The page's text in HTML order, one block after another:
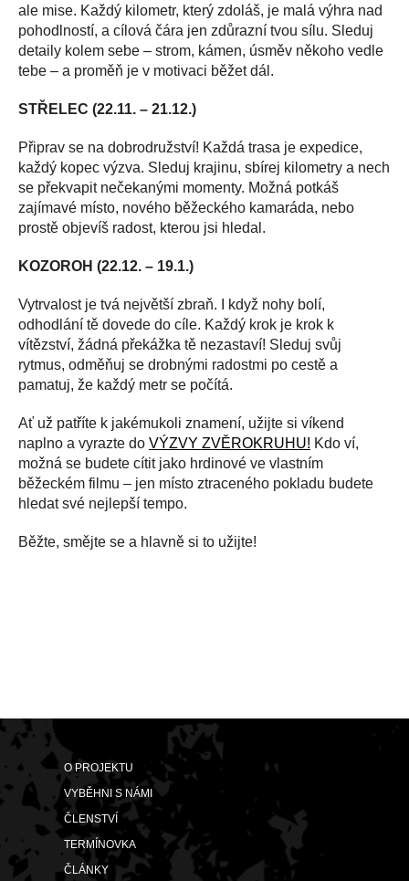
ale mise. Každý kilometr, který zdoláš, je malá výhra nad
pohodlností, a cílová čára jen zdůrazní tvou sílu. Sleduj
detaily kolem sebe – strom, kámen, úsměv někoho vedle
tebe – a proměň je v motivaci běžet dál.
STŘELEC (22.11. – 21.12.)
Připrav se na dobrodružství! Každá trasa je expedice,
každý kopec výzva. Sleduj krajinu, sbírej kilometry a nech
se překvapit nečekanými momenty. Možná potkáš
zajímavé místo, nového běžeckého kamaráda, nebo
prostě objevíš radost, kterou jsi hledal.
KOZOROH (22.12. – 19.1.)
Vytrvalost je tvá největší zbraň. I když nohy bolí,
odhodlání tě dovede do cíle. Každý krok je krok k
vítězství, žádná překážka tě nezastaví! Sleduj svůj
rytmus, odměňuj se drobnými radostmi po cestě a
pamatuj, že každý metr se počítá.
Ať už patříte k jakémukoli znamení, užijte si víkend
naplno a vyrazte do VÝZVY ZVĚROKRUHU! Kdo ví,
možná se budete cítit jako hrdinové ve vlastním
běžeckém filmu – jen místo ztraceného pokladu budete
hledat své nejlepší tempo.
Běžte, smějte se a hlavně si to užijte!
O PROJEKTU
VYBĚHNI S NÁMI
ČLENSTVÍ
TERMÍNOVKA
ČLÁNKY